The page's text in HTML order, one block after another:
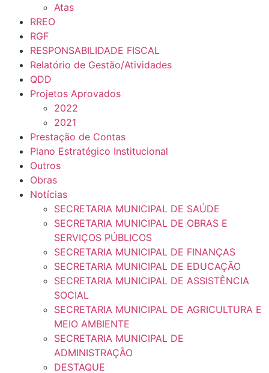
Atas
RREO
RGF
RESPONSABILIDADE FISCAL
Relatório de Gestão/Atividades
QDD
Projetos Aprovados
2022
2021
Prestação de Contas
Plano Estratégico Institucional
Outros
Obras
Notícias
SECRETARIA MUNICIPAL DE SAÚDE
SECRETARIA MUNICIPAL DE OBRAS E
SERVIÇOS PÚBLICOS
SECRETARIA MUNICIPAL DE FINANÇAS
SECRETARIA MUNICIPAL DE EDUCAÇÃO
SECRETARIA MUNICIPAL DE ASSISTÊNCIA
SOCIAL
SECRETARIA MUNICIPAL DE AGRICULTURA E
MEIO AMBIENTE
SECRETARIA MUNICIPAL DE
ADMINISTRAÇÃO
DESTAQUE